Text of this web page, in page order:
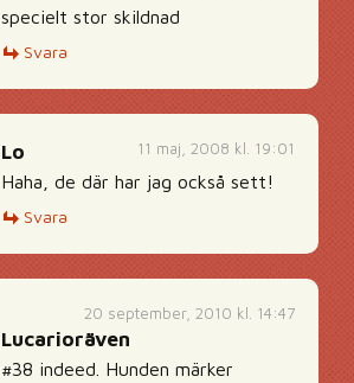
specielt stor skildnad
Svara
11 maj, 2008 kl. 19:01
Lo
Haha, de där har jag också sett!
Svara
20 september, 2010 kl. 14:47
Lucarioräven
#38 indeed. Hunden märker